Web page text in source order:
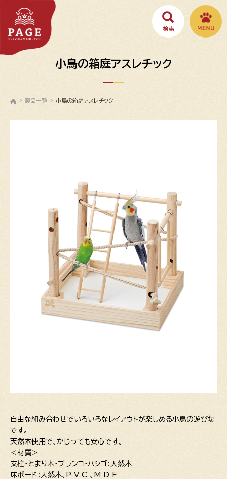
小鳥の箱庭アスレチック
> 製品一覧 > 小鳥の箱庭アスレチック
自由な組み合わせでいろいろなレイアウトが楽しめる小鳥の遊び場
です。
天然木使用で、かじっても安心です。
＜材質＞
支柱･とまり木･ブランコ･ハシゴ：天然木
床ボード：天然木、P V C 、M D F